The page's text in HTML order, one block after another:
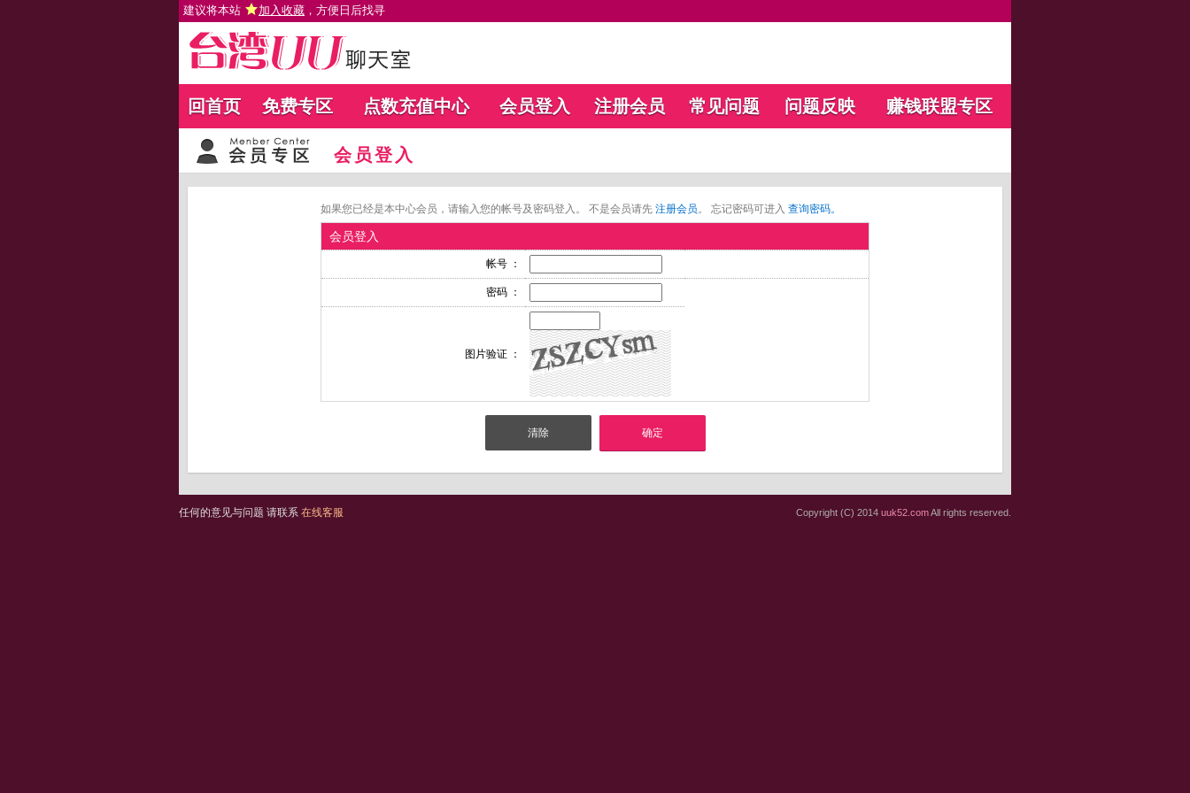
建议将本站 加入收藏 ，方便日后找寻
回首页 免费专区 点数充值中心 会员登入 注册会员 常见问题 问题反映 赚钱联盟专区
会员登入
如果您已经是本中心会员，请输入您的帐号及密码登入。 不是会员请先 注册会员。 忘记密码可进入 查询密码。
会员登入
帐号 ：
密码 ：
图片验证 ：
任何的意见与问题 请联系 在线客服 Copyright (C) 2014 uuk52.comAll rights reserved.